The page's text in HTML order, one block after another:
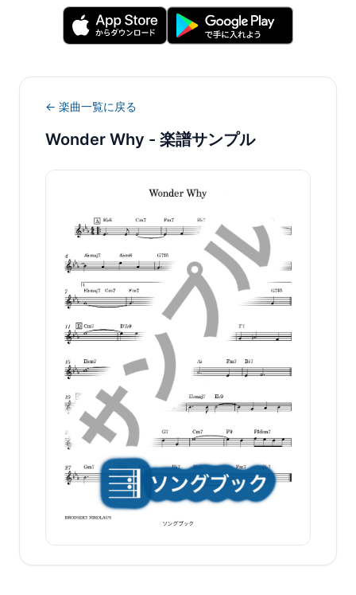
← 楽曲一覧に戻る
Wonder Why - 楽譜サンプル